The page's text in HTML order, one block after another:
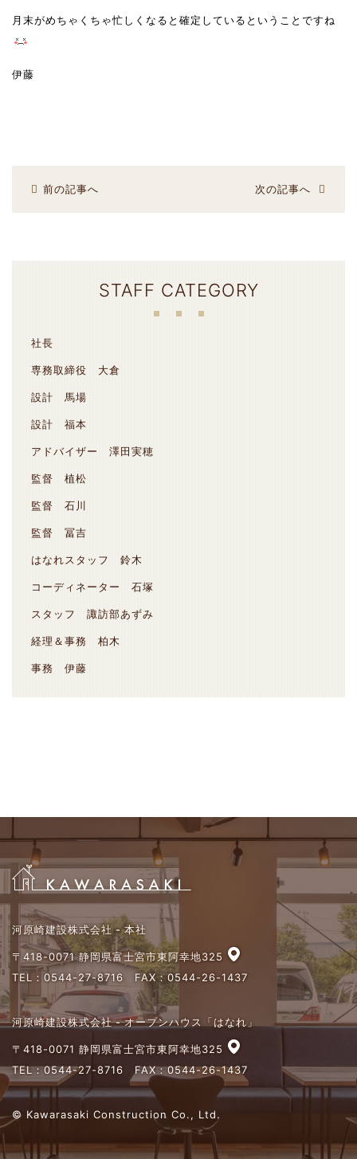
月末がめちゃくちゃ忙しくなると確定しているということですね
伊藤
前の記事へ 次の記事へ
STAFF CATEGORY
社長
専務取締役 大倉
設計 馬場
設計 福本
アドバイザー 澤田実穂
監督 植松
監督 石川
監督 冨吉
はなれスタッフ 鈴木
コーディネーター 石塚
スタッフ 諏訪部あずみ
経理＆事務 柏木
事務 伊藤
河原崎建設株式会社 - 本社
〒418-0071 静岡県富士宮市東阿幸地325
TEL： 0544-27-8716 FAX：0544-26-1437
河原崎建設株式会社 - オープンハウス「はなれ」
〒418-0071 静岡県富士宮市東阿幸地325
TEL：0544-27-8716 FAX：0544-26-1437
© Kawarasaki Construction Co., Ltd.